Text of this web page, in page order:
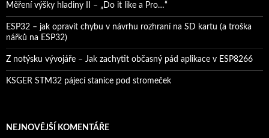
Měření výšky hladiny II – „Do it like a Pro…“
ESP32 – jak opravit chybu v návrhu rozhraní na SD kartu (a troška
nářků na ESP32)
Z notýsku vývojáře – Jak zachytit občasný pád aplikace v ESP8266
KSGER STM32 pájecí stanice pod stromeček
NEJNOVĚJŠÍ KOMENTÁŘE